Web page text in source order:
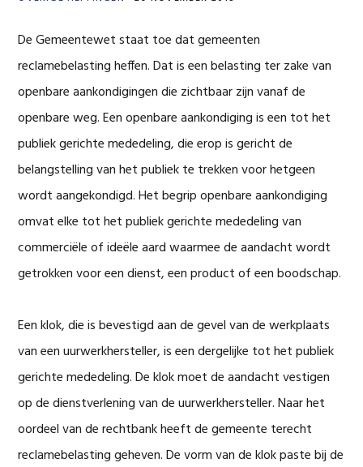
De Gemeentewet staat toe dat gemeenten
reclamebelasting heffen. Dat is een belasting ter zake van
openbare aankondigingen die zichtbaar zijn vanaf de
openbare weg. Een openbare aankondiging is een tot het
publiek gerichte mededeling, die erop is gericht de
belangstelling van het publiek te trekken voor hetgeen
wordt aangekondigd. Het begrip openbare aankondiging
omvat elke tot het publiek gerichte mededeling van
commerciële of ideële aard waarmee de aandacht wordt
getrokken voor een dienst, een product of een boodschap.
Een klok, die is bevestigd aan de gevel van de werkplaats
van een uurwerkhersteller, is een dergelijke tot het publiek
gerichte mededeling. De klok moet de aandacht vestigen
op de dienstverlening van de uurwerkhersteller. Naar het
oordeel van de rechtbank heeft de gemeente terecht
reclamebelasting geheven. De vorm van de klok paste bij de